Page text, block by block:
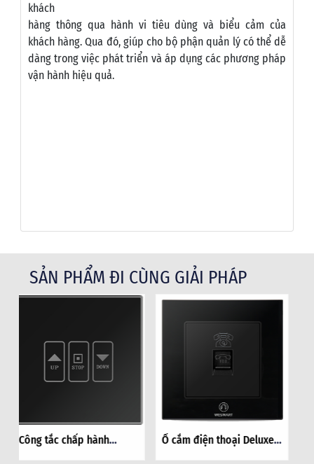
khả năng phân tích tính hiệu quả của việc tiếp đón
khách
hàng thông qua hành vi tiêu dùng và biểu cảm của
khách hàng. Qua đó, giúp cho bộ phận quản lý có thể dễ
dàng trong việc phát triển và áp dụng các phương pháp
SẢN PHẨM ĐI CÙNG GIẢI PHÁP